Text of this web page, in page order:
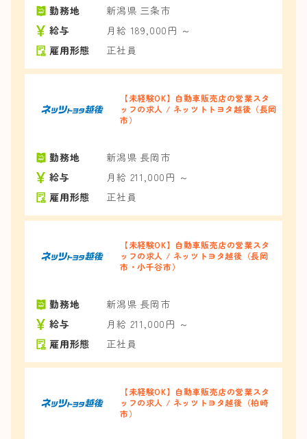
勤務地
新潟県 三条市
給与
月給 189,000円 ～
雇用形態
正社員
【未経験OK】自動車販売店の営業スタ
ッフの求人 / ネッツトトヨタ越後（長岡
市）
勤務地
新潟県 長岡市
給与
月給 211,000円 ～
雇用形態
正社員
【未経験OK】自動車販売店の営業スタ
ッフの求人 / ネッツトヨタ越後（長岡
市・小千谷市）
勤務地
新潟県 長岡市
給与
月給 211,000円 ～
雇用形態
正社員
【未経験OK】自動車販売店の営業スタ
ッフの求人 / ネッツトヨタ越後（柏崎
市）